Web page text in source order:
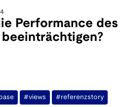
Performance des
beeinträchtigen?
#views #referenzstory